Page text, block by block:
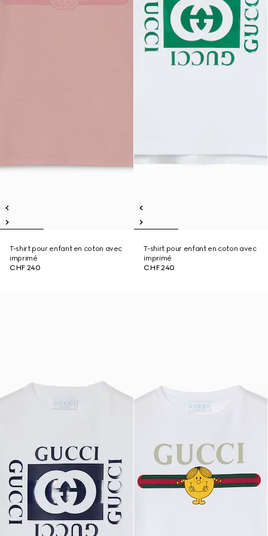
T-shirt pour enfant en coton avec
imprimé
CHF 240
T-shirt pour enfant en coton avec
imprimé
CHF 240